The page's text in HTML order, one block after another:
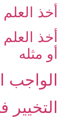
أخذ
أخذ
أو مثله
الواجب